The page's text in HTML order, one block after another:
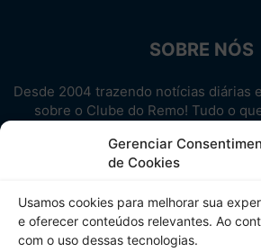
Gerenciar
de Cookies
Usamos cookies para melhorar sua
e oferecer conteúdos relevantes. Ao
com o uso dessas tecnologias.
SOBRE NÓS
Desde 2004 trazendo notícias diárias
sobre o Clube do Remo! Tudo o
Aproveite! Site não-
SIGA-NOS